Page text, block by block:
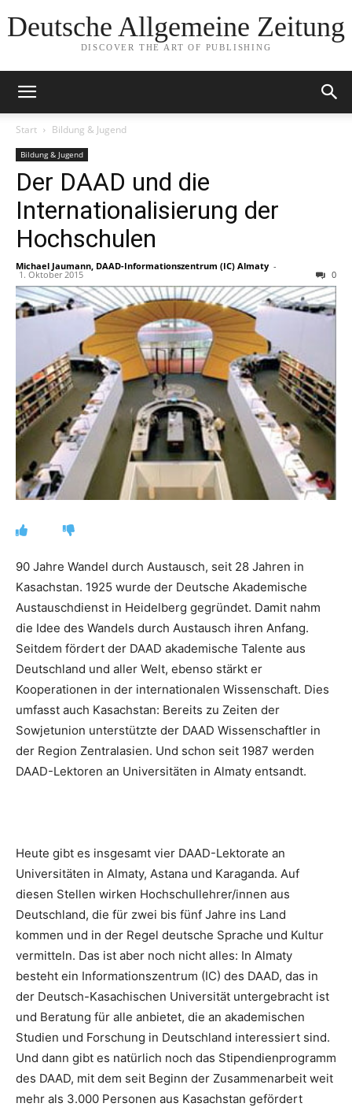
Deutsche Allgemeine Zeitung
DISCOVER THE ART OF PUBLISHING
Start Bildung & Jugend
Bildung & Jugend
Der DAAD und die
Internationalisierung der
Hochschulen
Michael Jaumann, DAAD-Informationszentrum (IC) Almaty -
1. Oktober 2015 0
90 Jahre Wandel durch Austausch, seit 28 Jahren in
Kasachstan. 1925 wurde der Deutsche Akademische
Austauschdienst in Heidelberg gegründet. Damit nahm
die Idee des Wandels durch Austausch ihren Anfang.
Seitdem fördert der DAAD akademische Talente aus
Deutschland und aller Welt, ebenso stärkt er
Kooperationen in der internationalen Wissenschaft. Dies
umfasst auch Kasachstan: Bereits zu Zeiten der
Sowjetunion unterstützte der DAAD Wissenschaftler in
der Region Zentralasien. Und schon seit 1987 werden
DAAD-Lektoren an Universitäten in Almaty entsandt.
Heute gibt es insgesamt vier DAAD-Lektorate an
Universitäten in Almaty, Astana und Karaganda. Auf
diesen Stellen wirken Hochschullehrer/innen aus
Deutschland, die für zwei bis fünf Jahre ins Land
kommen und in der Regel deutsche Sprache und Kultur
vermitteln. Das ist aber noch nicht alles: In Almaty
besteht ein Informationszentrum (IC) des DAAD, das in
der Deutsch-Kasachischen Universität untergebracht ist
und Beratung für alle anbietet, die an akademischen
Studien und Forschung in Deutschland interessiert sind.
Und dann gibt es natürlich noch das Stipendienprogramm
des DAAD, mit dem seit Beginn der Zusammenarbeit weit
mehr als 3.000 Personen aus Kasachstan gefördert